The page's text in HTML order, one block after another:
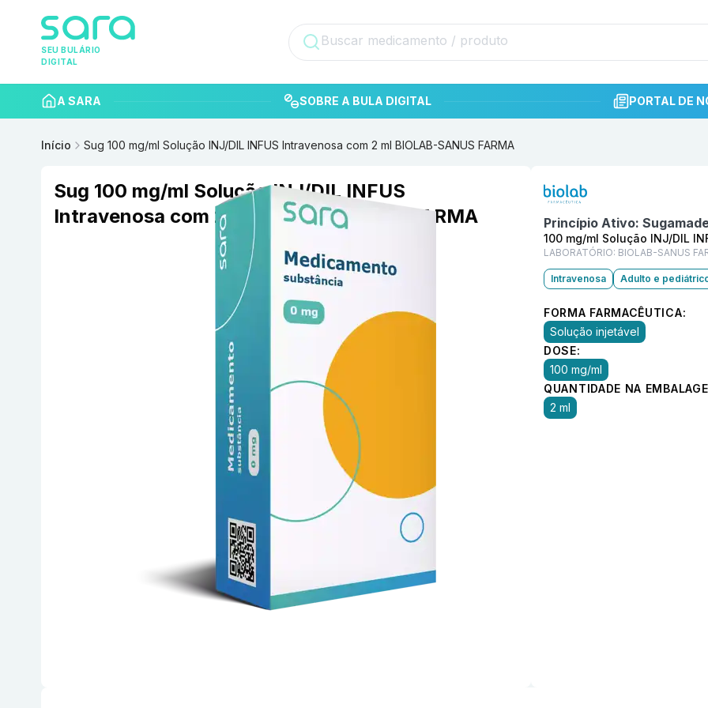
SEU BULÁRIO
DIGITAL
A SARA SOBRE A BULA DIGITAL PORTAL DE
Início Sug 100 mg/ml Solução INJ/DIL INFUS Intravenosa com 2 ml BIOLAB-SANUS FARMA
Sug 100 mg/ml Solução INJ/DIL INFUS
Intravenosa com 2 ml BIOLAB-SANUS FARMA
Princípio Ativo:
100 mg/ml Solução INJ/DIL
LABORATÓRIO: BIOLAB-SANUS
Intravenosa Adulto e
FORMA FARMACÊUTICA:
Solução injetável
DOSE:
100 mg/ml
QUANTIDADE NA
2 ml